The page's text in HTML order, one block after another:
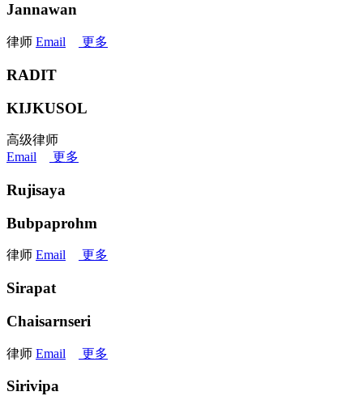
Jannawan
律师 Email 更多
RADIT
KIJKUSOL
高级律师
Email
更多
Rujisaya
Bubpaprohm
律师 Email 更多
Sirapat
Chaisarnseri
律师 Email 更多
Sirivipa